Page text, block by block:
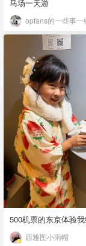
马场一天游
opfans的一些事一
500机票的东京体验
西雅图小雨帽